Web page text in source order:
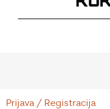
Prijava / Registracija